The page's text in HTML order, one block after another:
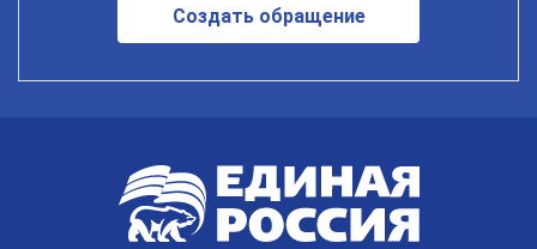
Создать обращение